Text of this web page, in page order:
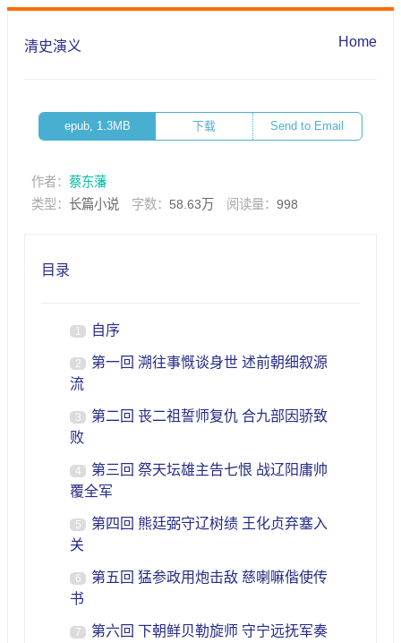
清史演义 Home
epub, 1.3MB 下载 Send to Email
作者： 蔡东藩
类型： 长篇小说 字数： 58.63万 阅读量： 998
目录
1 自序
2
第一回 溯往事慨谈身世 述前朝细叙源
流
3
第二回 丧二祖誓师复仇 合九部因骄致
败
4
第三回 祭天坛雄主告七恨 战辽阳庸帅
覆全军
5
第四回 熊廷弼守辽树绩 王化贞弃塞入
关
6
第五回 猛参政用炮击敌 慈喇嘛偕使传
书
7
第六回 下朝鲜贝勒旋师 守宁远抚军奏